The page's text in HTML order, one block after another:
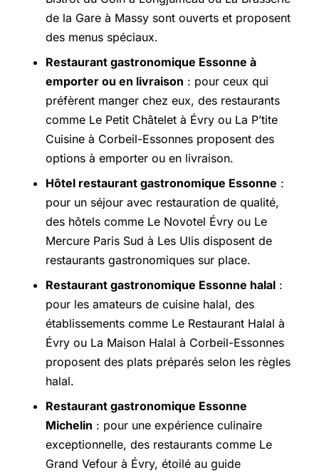
de la Gare à Massy sont ouverts et proposent
des menus spéciaux.
Restaurant gastronomique Essonne à
emporter ou en livraison : pour ceux qui
préfèrent manger chez eux, des restaurants
comme Le Petit Châtelet à Évry ou La P’tite
Cuisine à Corbeil-Essonnes proposent des
options à emporter ou en livraison.
Hôtel restaurant gastronomique Essonne :
pour un séjour avec restauration de qualité,
des hôtels comme Le Novotel Évry ou Le
Mercure Paris Sud à Les Ulis disposent de
restaurants gastronomiques sur place.
Restaurant gastronomique Essonne halal :
pour les amateurs de cuisine halal, des
établissements comme Le Restaurant Halal à
Évry ou La Maison Halal à Corbeil-Essonnes
proposent des plats préparés selon les règles
halal.
Restaurant gastronomique Essonne
Michelin : pour une expérience culinaire
exceptionnelle, des restaurants comme Le
Grand Vefour à Évry, étoilé au guide